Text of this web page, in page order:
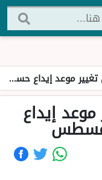
إيداع حساب المواطن لشهر أغسطس
إيداع